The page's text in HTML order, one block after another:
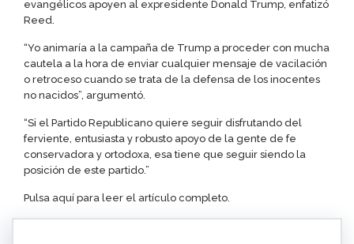
evangélicos apoyen al expresidente Donald Trump, enfatizó
Reed.
“Yo animaría a la campaña de Trump a proceder con mucha
cautela a la hora de enviar cualquier mensaje de vacilación
o retroceso cuando se trata de la defensa de los inocentes
no nacidos”, argumentó.
“Si el Partido Republicano quiere seguir disfrutando del
ferviente, entusiasta y robusto apoyo de la gente de fe
conservadora y ortodoxa, esa tiene que seguir siendo la
posición de este partido.”
Pulsa aquí para leer el artículo completo.